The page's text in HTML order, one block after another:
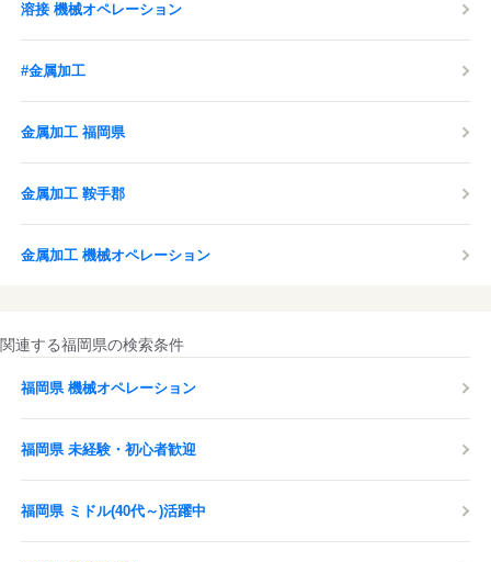
溶接 機械オペレーション
#金属加工
金属加工 福岡県
金属加工 鞍手郡
金属加工 機械オペレーション
関連する福岡県の検索条件
福岡県 機械オペレーション
福岡県 未経験・初心者歓迎
福岡県 ミドル(40代～)活躍中